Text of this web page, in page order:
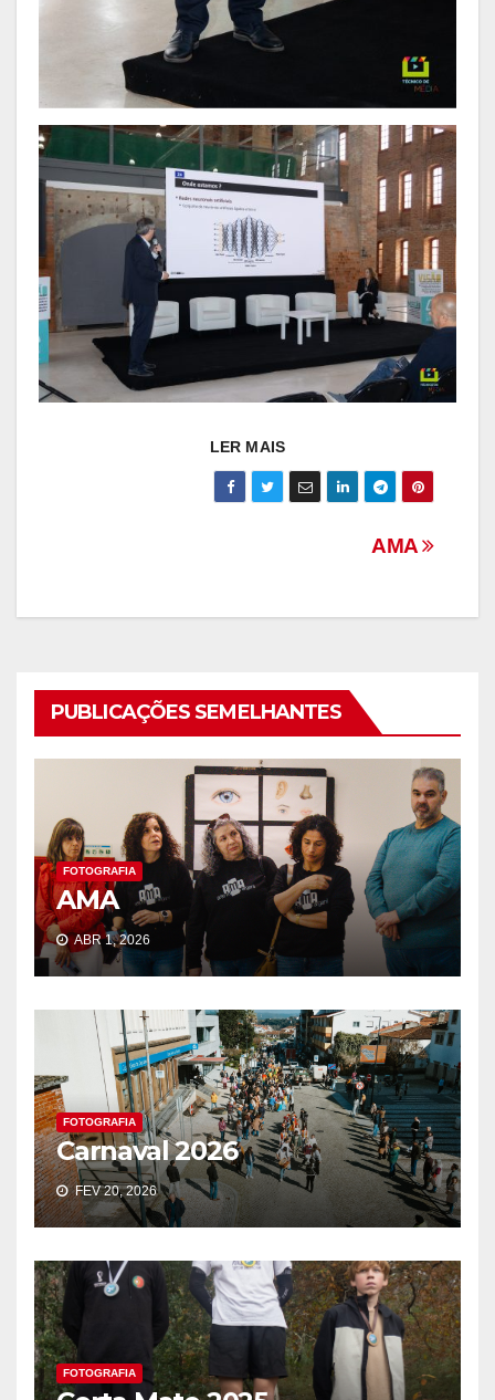
LER MAIS
AMA
PUBLICAÇÕES SEMELHANTES
FOTOGRAFIA
AMA
ABR 1, 2026
FOTOGRAFIA
Carnaval 2026
FEV 20, 2026
FOTOGRAFIA